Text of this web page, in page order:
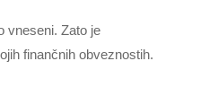
vneseni. Zato je
finančnih obveznostih.